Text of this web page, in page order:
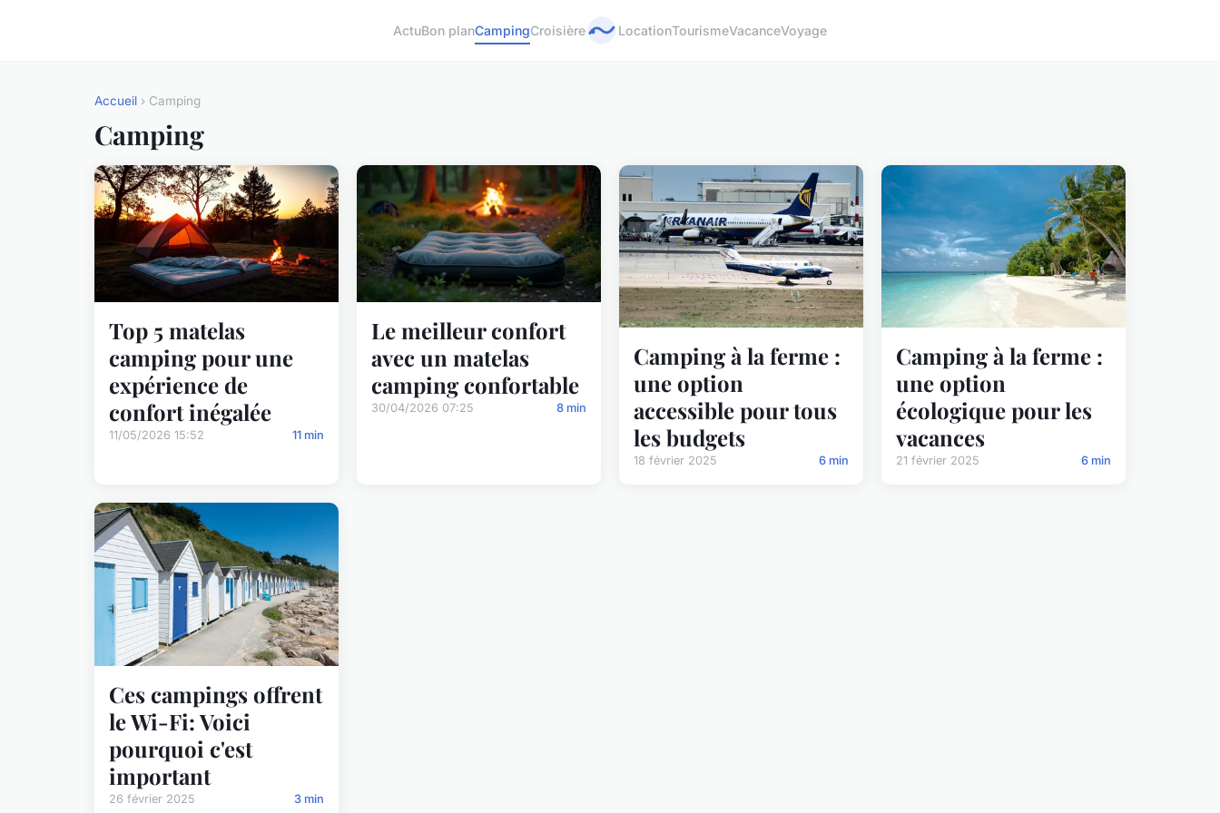
ActuBon planCampingCroisière LocationTourismeVacanceVoyage
Accueil › Camping
Camping
Top 5 matelas
camping pour une
expérience de
confort inégalée
11/05/2026 15:52 11 min
Le meilleur confort
avec un matelas
camping confortable
30/04/2026 07:25 8 min
Camping à la ferme :
une option
accessible pour tous
les budgets
18 février 2025 6 min
Camping à la ferme :
une option
écologique pour les
vacances
21 février 2025 6 min
Ces campings offrent
le Wi-Fi: Voici
pourquoi c'est
important
26 février 2025 3 min